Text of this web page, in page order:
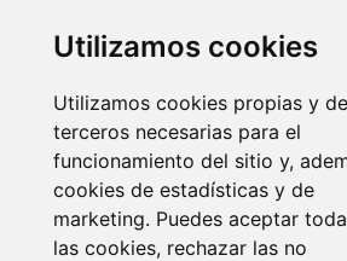
Utilizamos cookies
Utilizamos cookies propias y de
terceros necesarias para el
funcionamiento del sitio y,
cookies de estadísticas y de
marketing. Puedes aceptar
las cookies, rechazar las no
Marbella|Rincón de la Victoria|
Torre |Coín|
MADRID: Getafe | Móstoles|
Alcorcón| Parla |Pinto|Valdemoro